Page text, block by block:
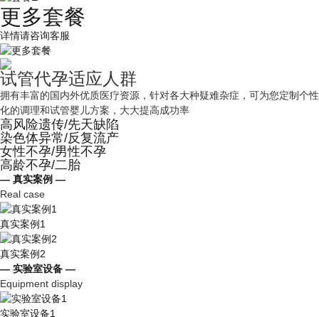
更多套餐
详情请咨询客服
试管代孕适应人群
拥有丰富的国内外优质医疗资源，针对各大种疑难杂症，可为您定制个性
化的调理和试管婴儿方案，大大提高成功率
高风险遗传/先天缺陷
染色体异常/反复流产
女性不孕/男性不孕
高龄不孕/二胎
— 真实案例 —
Real case
真实案例1
真实案例2
— 实验室设备 —
Equipment display
实验室设备1